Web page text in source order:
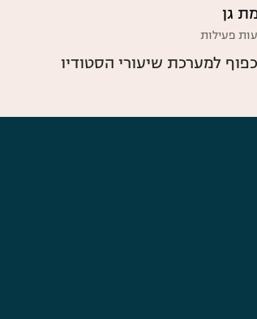
גן
פעילות
למערכת שיעורי הסטודיו